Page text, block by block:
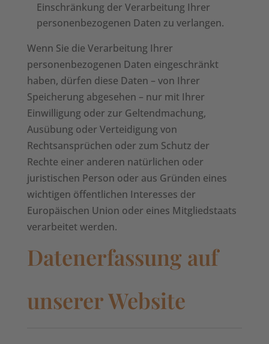
Einschränkung der Verarbeitung Ihrer
personenbezogenen Daten zu verlangen.
Wenn Sie die Verarbeitung Ihrer
personenbezogenen Daten eingeschränkt
haben, dürfen diese Daten – von Ihrer
Speicherung abgesehen – nur mit Ihrer
Einwilligung oder zur Geltendmachung,
Ausübung oder Verteidigung von
Rechtsansprüchen oder zum Schutz der
Rechte einer anderen natürlichen oder
juristischen Person oder aus Gründen eines
wichtigen öffentlichen Interesses der
Europäischen Union oder eines Mitgliedstaats
verarbeitet werden.
Datenerfassung auf
unserer Website